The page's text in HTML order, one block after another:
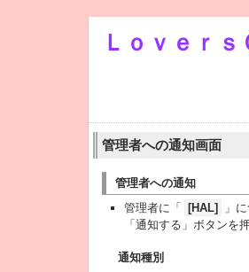
Ｌｏｖｅｒｓ
管理者への通知画面
管理者への通知
管理者に「
[HAL]
」
「通知する」ボタンを
通知種別